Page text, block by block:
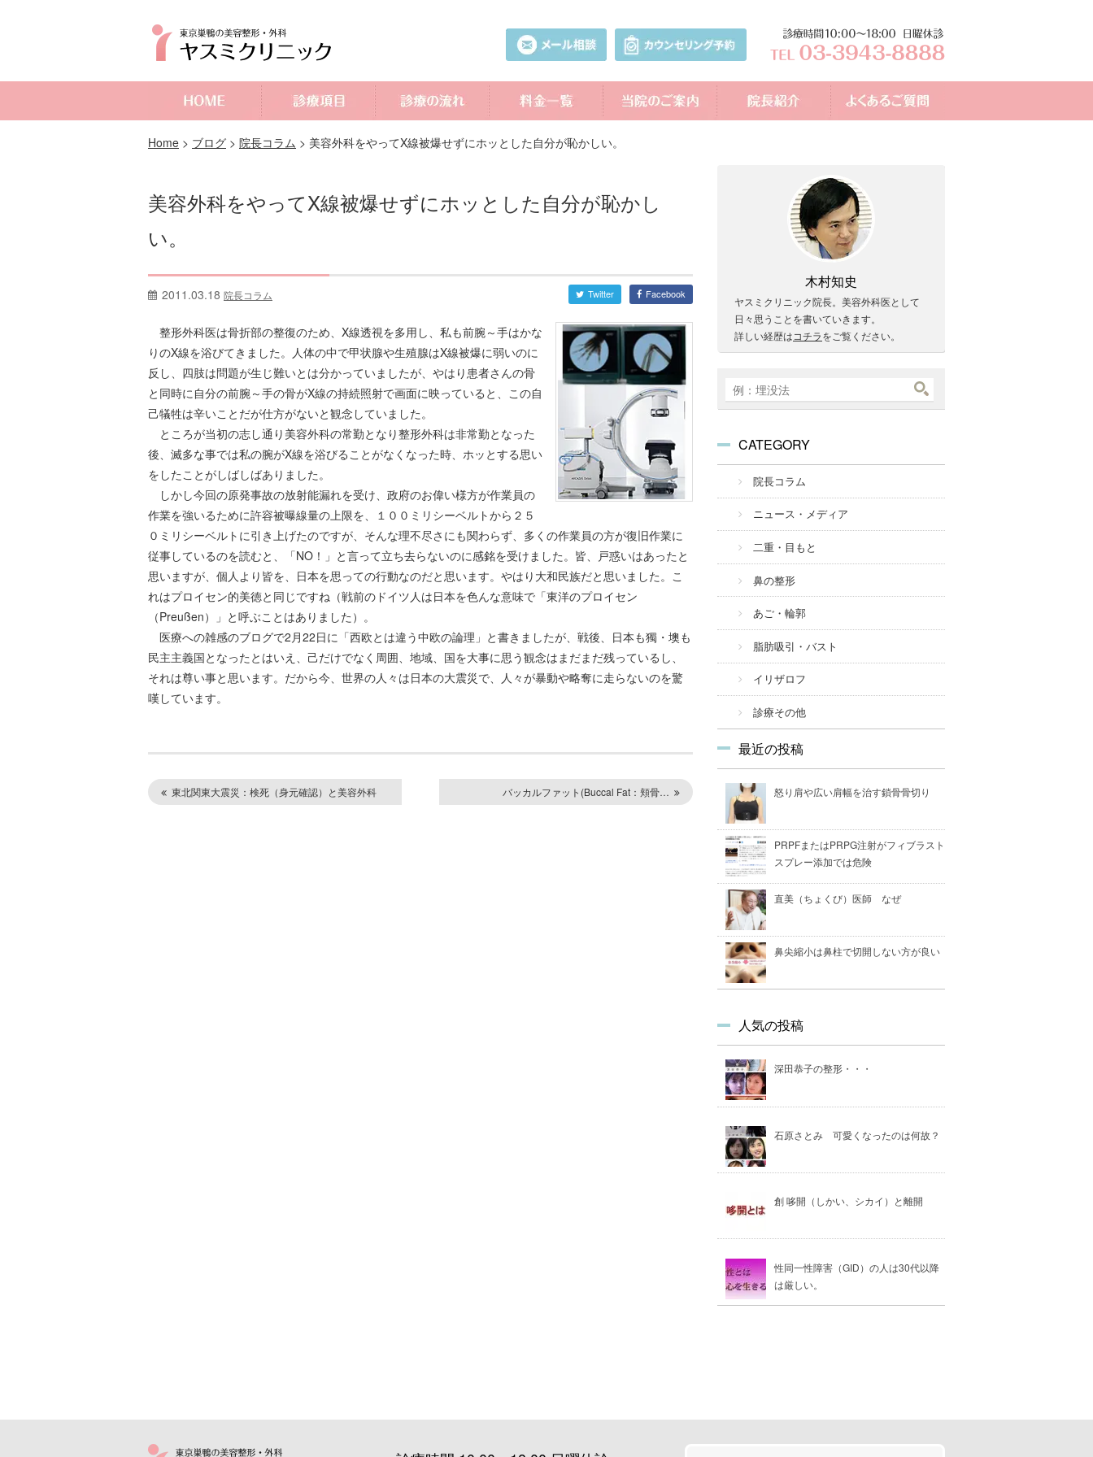
Home > ブログ > 院長コラム > 美容外科をやってX線被爆せずにホッとした自分が恥かしい。
美容外科をやってX線被爆せずにホッとした自分が恥かし
い。
2011.03.18 院長コラム Twitter Facebook
整形外科医は骨折部の整復のため、X線透視を多用し、私も前腕～手はかな
りのX線を浴びてきました。人体の中で甲状腺や生殖腺はX線被爆に弱いのに
反し、四肢は問題が生じ難いとは分かっていましたが、やはり患者さんの骨
と同時に自分の前腕～手の骨がX線の持続照射で画面に映っていると、この自
己犠牲は辛いことだが仕方がないと観念していました。
ところが当初の志し通り美容外科の常勤となり整形外科は非常勤となった
後、滅多な事では私の腕がX線を浴びることがなくなった時、ホッとする思い
をしたことがしばしばありました。
しかし今回の原発事故の放射能漏れを受け、政府のお偉い様方が作業員の
作業を強いるために許容被曝線量の上限を、１００ミリシーベルトから２５
０ミリシーベルトに引き上げたのですが、そんな理不尽さにも関わらず、多くの作業員の方が復旧作業に
従事しているのを読むと、「NO！」と言って立ち去らないのに感銘を受けました。皆、戸惑いはあったと
思いますが、個人より皆を、日本を思っての行動なのだと思います。やはり大和民族だと思いました。こ
れはプロイセン的美徳と同じですね（戦前のドイツ人は日本を色んな意味で「東洋のプロイセン
（Preußen）」と呼ぶことはありました）。
医療への雑感のブログで2月22日に「西欧とは違う中欧の論理」と書きましたが、戦後、日本も獨・墺も
民主主義国となったとはいえ、己だけでなく周囲、地域、国を大事に思う観念はまだまだ残っているし、
それは尊い事と思います。だから今、世界の人々は日本の大震災で、人々が暴動や略奪に走らないのを驚
嘆しています。
東北関東大震災：検死（身元確認）と美容外科 バッカルファット(Buccal Fat：頬骨…
木村知史
ヤスミクリニック院長。美容外科医として
日々思うことを書いていきます。
詳しい経歴はコチラをご覧ください。
CATEGORY
院長コラム
ニュース・メディア
二重・目もと
鼻の整形
あご・輪郭
脂肪吸引・バスト
イリザロフ
診療その他
最近の投稿
怒り肩や広い肩幅を治す鎖骨骨切り
PRPFまたはPRPG注射がフィブラスト
スプレー添加では危険
直美（ちょくび）医師 なぜ
鼻尖縮小は鼻柱で切開しない方が良い
人気の投稿
深田恭子の整形・・・
石原さとみ 可愛くなったのは何故？
創 哆開（しかい、シカイ）と離開
性同一性障害（GID）の人は30代以降
は厳しい。